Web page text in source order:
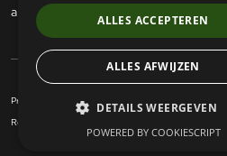
altijd iemand aanwezig.
Privacy Statement
Realisatie:
ALLES ACCEPTEREN
ALLES AFWIJZEN
DETAILS WEERGEVEN
POWERED BY COOKIESCRIPT